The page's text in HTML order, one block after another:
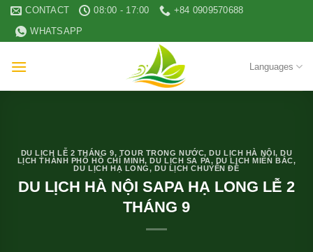
Skip
content
CONTACT 08:00 - 17:00
+84 0909570688
WHATSAPP
Languages
DU LỊCH LỄ 2 THÁNG 9, TOUR TRONG NƯỚC, DU LỊCH HÀ NỘI, DU
LỊCH THÀNH PHỐ HỒ CHÍ MINH, DU LỊCH SA PA, DU LỊCH MIỀN BẮC,
DU LỊCH HẠ LONG, DU LỊCH CHUYÊN ĐỀ
DU LỊCH HÀ NỘI SAPA HẠ LONG LỄ 2
THÁNG 9